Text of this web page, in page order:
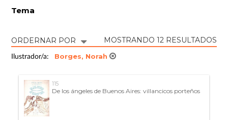
Tema
ORDERNAR POR MOSTRANDO 12 RESULTADOS
Ilustrador/a: Borges, Norah
115
De los ángeles de Buenos Aires: villancicos porteños